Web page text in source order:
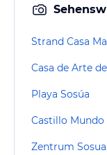
Strand Casa
Casa de Arte
Playa Sosúa
Castillo Mundo
Zentrum Sosua